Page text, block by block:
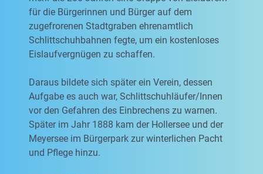
für die Bürgerinnen und Bürger auf dem
zugefrorenen Stadtgraben ehrenamtlich
Schlittschuhbahnen fegte, um ein kostenloses
Eislaufvergnügen zu schaffen.
Daraus bildete sich später ein Verein, dessen
Aufgabe es auch war, Schlittschuhläufer/Innen
vor den Gefahren des Einbrechens zu warnen.
Später im Jahr 1888 kam der Hollersee und der
Meyersee im Bürgerpark zur winterlichen Pacht
und Pflege hinzu.